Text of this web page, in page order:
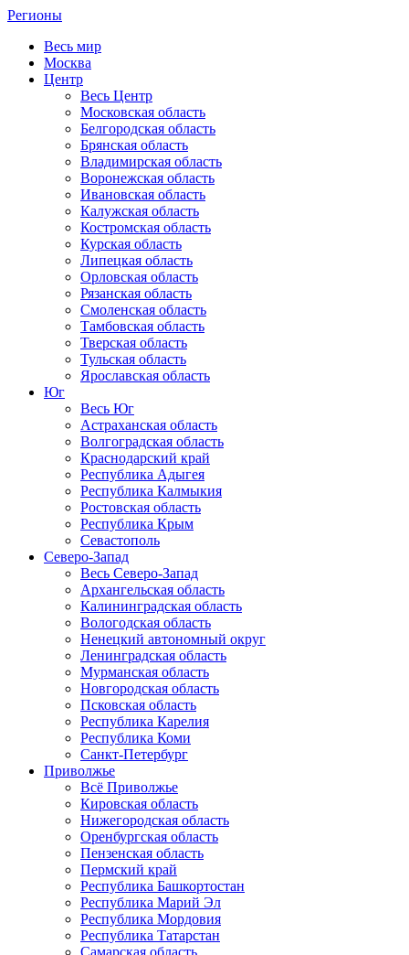
Регионы
Весь мир
Москва
Центр
Весь Центр
Московская область
Белгородская область
Брянская область
Владимирская область
Воронежская область
Ивановская область
Калужская область
Костромская область
Курская область
Липецкая область
Орловская область
Рязанская область
Смоленская область
Тамбовская область
Тверская область
Тульская область
Ярославская область
Юг
Весь Юг
Астраханская область
Волгоградская область
Краснодарский край
Республика Адыгея
Республика Калмыкия
Ростовская область
Республика Крым
Севастополь
Северо-Запад
Весь Северо-Запад
Архангельская область
Калининградская область
Вологодская область
Ненецкий автономный округ
Ленинградская область
Мурманская область
Новгородская область
Псковская область
Республика Карелия
Республика Коми
Санкт-Петербург
Приволжье
Всё Приволжье
Кировская область
Нижегородская область
Оренбургская область
Пензенская область
Пермский край
Республика Башкортостан
Республика Марий Эл
Республика Мордовия
Республика Татарстан
Самарская область